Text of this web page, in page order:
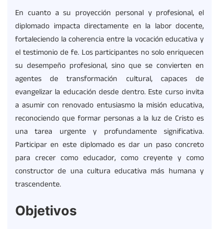
En cuanto a su proyección personal y profesional, el
diplomado impacta directamente en la labor docente,
fortaleciendo la coherencia entre la vocación educativa y
el testimonio de fe. Los participantes no solo enriquecen
su desempeño profesional, sino que se convierten en
agentes de transformación cultural, capaces de
evangelizar la educación desde dentro. Este curso invita
a asumir con renovado entusiasmo la misión educativa,
reconociendo que formar personas a la luz de Cristo es
una tarea urgente y profundamente significativa.
Participar en este diplomado es dar un paso concreto
para crecer como educador, como creyente y como
constructor de una cultura educativa más humana y
trascendente.
Objetivos